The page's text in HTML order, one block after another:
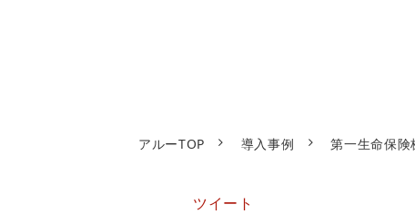
アルーTOP 導入事例 第一生命保険
ツイート